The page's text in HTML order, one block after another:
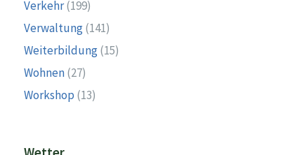
Verkehr(199)
Verwaltung(141)
Weiterbildung(15)
Wohnen(27)
Workshop (13)